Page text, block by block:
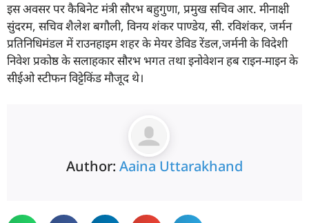
इस अवसर पर कैबिनेट मंत्री सौरभ बहुगुणा, प्रमुख सचिव आर. मीनाक्षी
सुंदरम, सचिव शैलेश बगौली, विनय शंकर पाण्डेय, सी. रविशंकर, जर्मन
प्रतिनिधिमंडल में राउनहाइम शहर के मेयर डेविड रेंडल,जर्मनी के विदेशी
निवेश प्रकोष्ठ के सलाहकार सौरभ भगत तथा इनोवेशन हब राइन-माइन के
सीईओ स्टीफन विट्टेकिंड मौजूद थे।
Author: Aaina Uttarakhand